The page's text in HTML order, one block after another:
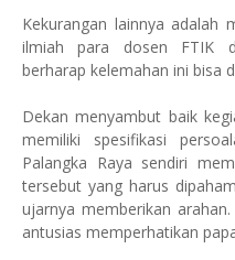
Kekurangan lainnya adalah
ilmiah para dosen FTIK
berharap kelemahan ini bisa
Dekan menyambut baik
memiliki spesifikasi
Palangka Raya sendiri
tersebut yang harus
ujarnya memberikan
antusias memperhatikan